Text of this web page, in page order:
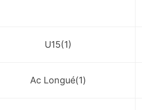
U15(1)
Ac Longué(1)